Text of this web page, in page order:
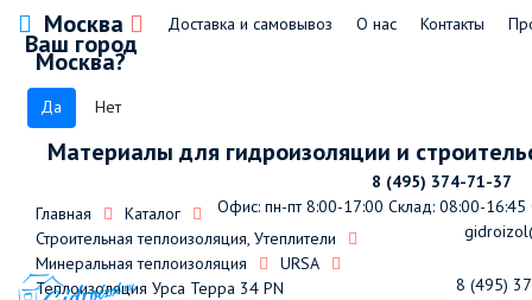
Москва
Ваш город
Москва?
Да Нет
Доставка и самовывоз О нас Контакты
Материалы для гидроизоляции и
8 (495) 374-71-37
Офис: пн-пт 8:00-17:00 Склад: 08:00-16:45
8 (495)
Главная
Каталог
Строительная теплоизоляция, Утеплители
Минеральная теплоизоляция
URSA
Теплоизоляция Урса Терра 34 PN